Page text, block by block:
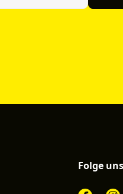
Folge